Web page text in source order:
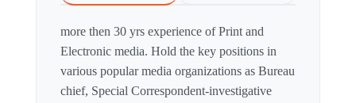
more then 30 yrs experience of Print and
Electronic media. Hold the key positions in
various popular media organizations as Bureau
chief, Special Correspondent-investigative